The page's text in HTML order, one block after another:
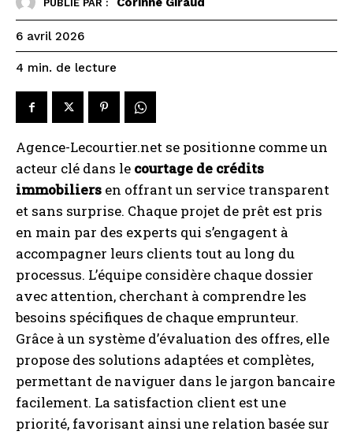
PUBLIÉ PAR :
6 avril 2026
4 min. de lecture
Agence-Lecourtier.net se positionne comme un
acteur clé dans le courtage de crédits
immobiliers en offrant un service transparent
et sans surprise. Chaque projet de prêt est pris
en main par des experts qui s’engagent à
accompagner leurs clients tout au long du
processus. L’équipe considère chaque dossier
avec attention, cherchant à comprendre les
besoins spécifiques de chaque emprunteur.
Grâce à un système d’évaluation des offres, elle
propose des solutions adaptées et complètes,
permettant de naviguer dans le jargon bancaire
facilement. La satisfaction client est une
priorité, favorisant ainsi une relation basée sur